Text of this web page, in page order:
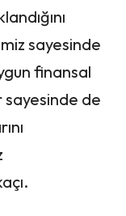
sayesinde
finansal
sayesinde de